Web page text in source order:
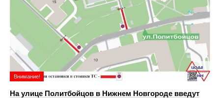
Внимание!
На улице Политбойцов в Нижнем Новгороде введут